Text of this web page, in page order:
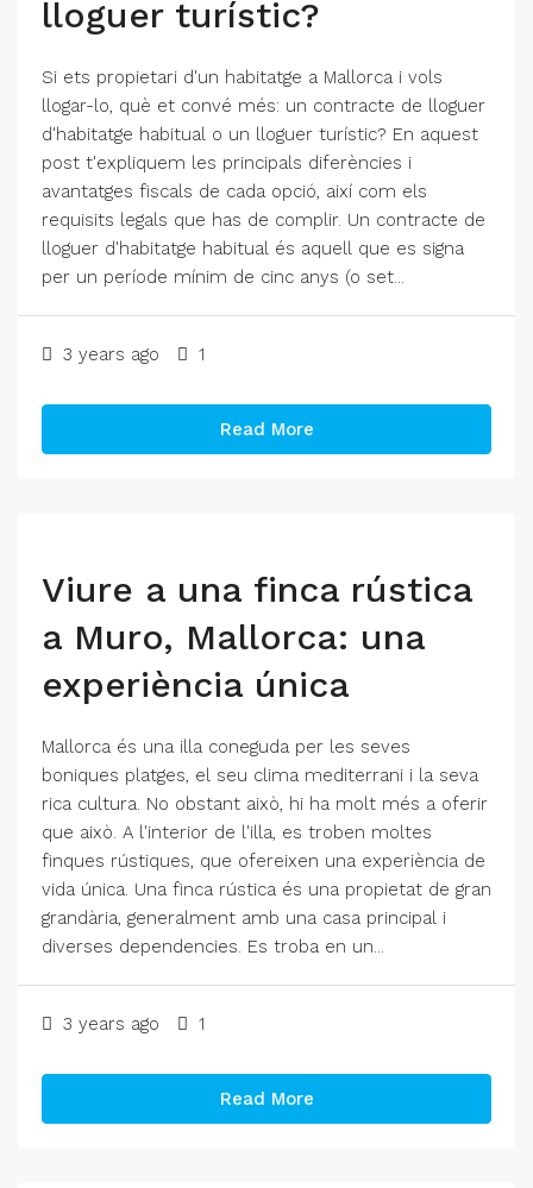
lloguer turístic?
Si ets propietari d'un habitatge a Mallorca i vols
llogar-lo, què et convé més: un contracte de lloguer
d'habitatge habitual o un lloguer turístic? En aquest
post t'expliquem les principals diferències i
avantatges fiscals de cada opció, així com els
requisits legals que has de complir. Un contracte de
lloguer d'habitatge habitual és aquell que es signa
per un període mínim de cinc anys (o set...
3 years ago 1
Read More
Viure a una finca rústica
a Muro, Mallorca: una
experiència única
Mallorca és una illa coneguda per les seves
boniques platges, el seu clima mediterrani i la seva
rica cultura. No obstant això, hi ha molt més a oferir
que això. A l'interior de l'illa, es troben moltes
finques rústiques, que ofereixen una experiència de
vida única. Una finca rústica és una propietat de gran
grandària, generalment amb una casa principal i
diverses dependencies. Es troba en un...
3 years ago 1
Read More